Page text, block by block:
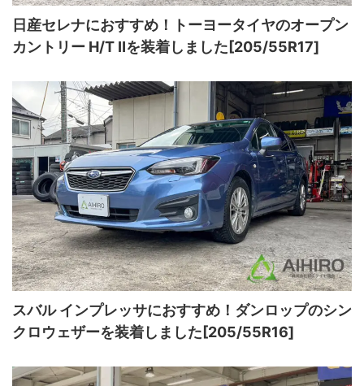
日産セレナにおすすめ！トーヨータイヤのオープン
カントリー H/T Ⅱを装着しました[205/55R17]
スバル インプレッサにおすすめ！ダンロップのシン
クロウェザーを装着しました[205/55R16]